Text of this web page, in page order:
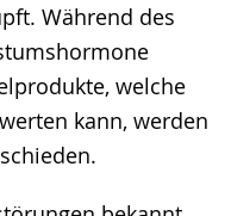
Während des
welche
kann, werden